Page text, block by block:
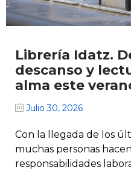
Librería Idatz.
descanso y
alma este
Julio 30, 2026
Con la llegada de los
muchas personas
responsabilidades